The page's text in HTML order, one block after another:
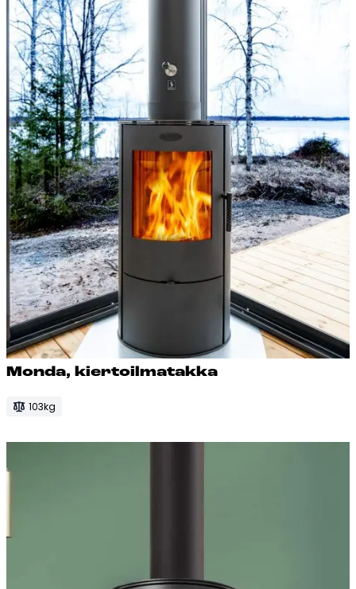
Mon­da, kier­toil­ma­tak­ka
103kg